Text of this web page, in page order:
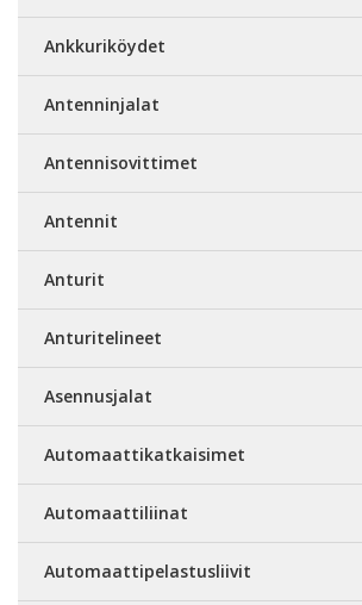
Ankkuriköydet
Antenninjalat
Antennisovittimet
Antennit
Anturit
Anturitelineet
Asennusjalat
Automaattikatkaisimet
Automaattiliinat
Automaattipelastusliivit